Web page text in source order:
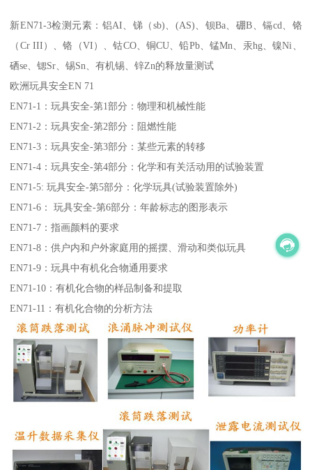
新EN71-3检测元素：铝AI、锑（sb)、(AS)、钡Ba、硼B、镉cd、铬
（Cr III）、铬（VI）、钴CO、铜CU、铅Pb、锰Mn、汞hg、镍Ni、
硒se、锶Sr、锡Sn、有机锡、锌Zn的释放量测试
欧洲玩具安全EN 71
EN71-1：玩具安全-第1部分：物理和机械性能
EN71-2：玩具安全-第2部分：阻燃性能
EN71-3：玩具安全-第3部分：某些元素的转移
EN71-4：玩具安全-第4部分：化学和有关活动用的试验装置
EN71-5: 玩具安全-第5部分：化学玩具(试验装置除外)
EN71-6： 玩具安全-第6部分：年龄标志的图形表示
EN71-7：指画颜料的要求
EN71-8：供户内和户外家庭用的摇摆、滑动和类似玩具
EN71-9：玩具中有机化合物通用要求
EN71-10：有机化合物的样品制备和提取
EN71-11：有机化合物的分析方法